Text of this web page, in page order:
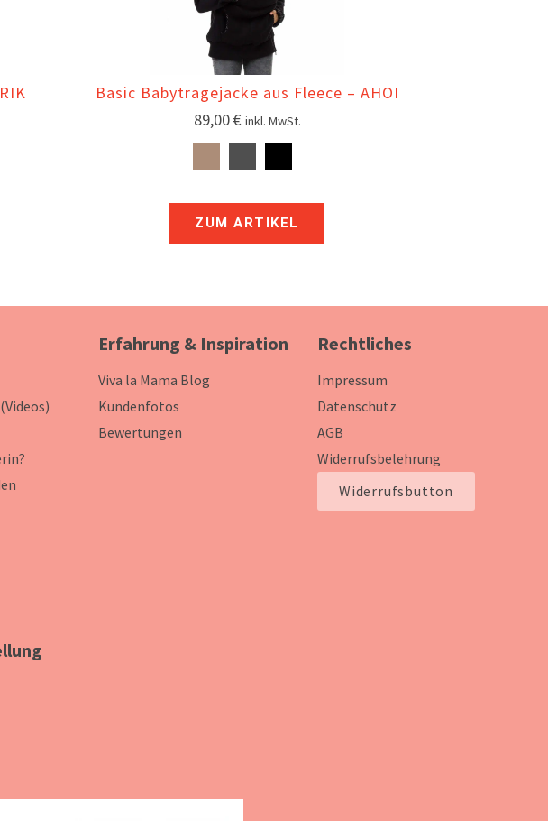
Basic Babytragejacke aus Fleece – AHOI
89,00€ inkl. MwSt.
ZUM ARTIKEL
Erfahrung & Inspiration
Viva la Mama Blog
Kundenfotos
Bewertungen
Rechtliches
Impressum
Datenschutz
AGB
Widerrufsbelehrung
Widerrufsbutton